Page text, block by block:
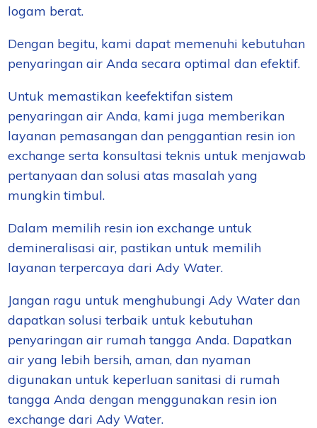
logam berat.
Dengan begitu, kami dapat memenuhi kebutuhan
penyaringan air Anda secara optimal dan efektif.
Untuk memastikan keefektifan sistem
penyaringan air Anda, kami juga memberikan
layanan pemasangan dan penggantian resin ion
exchange serta konsultasi teknis untuk menjawab
pertanyaan dan solusi atas masalah yang
mungkin timbul.
Dalam memilih resin ion exchange untuk
demineralisasi air, pastikan untuk memilih
layanan terpercaya dari Ady Water.
Jangan ragu untuk menghubungi Ady Water dan
dapatkan solusi terbaik untuk kebutuhan
penyaringan air rumah tangga Anda. Dapatkan
air yang lebih bersih, aman, dan nyaman
digunakan untuk keperluan sanitasi di rumah
tangga Anda dengan menggunakan resin ion
exchange dari Ady Water.